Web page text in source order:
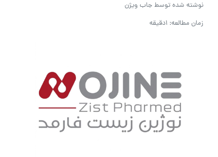
نوشته شده توسطجاب ویژن
زمان مطالعه: 1دقیقه